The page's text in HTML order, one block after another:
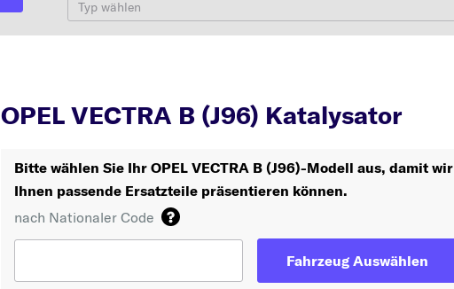
Typ wählen
OPEL VECTRA B (J96) Katalysator
Bitte wählen Sie Ihr OPEL VECTRA B (J96)-Modell aus, damit wir
Ihnen passende Ersatzteile präsentieren können.
nach Nationaler Code
Fahrzeug Auswählen